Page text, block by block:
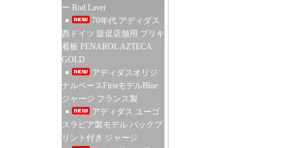
ー Rod Laver
70年代 アディダス
西ドイツ 販促店舗用 ブリキ
看板 PENAROL AZTECA
GOLD
アディダスオリジ
ナルベースFirstモデルBlue
ジャージ フランス製
アディダス ユーゴ
スラビア製モデル バックプ
リント付き ジャージ